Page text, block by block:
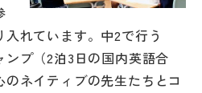
れています。中2で行う
ンプ（2泊3日の国内英語合
ネイティブの先生たちとコ